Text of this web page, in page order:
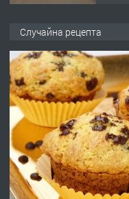
ПРЕДЛАГА
Случайна рецепта